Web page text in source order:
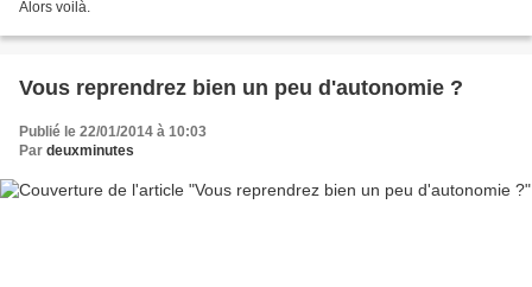
Alors voilà.
Vous reprendrez bien un peu d'autonomie ?
Publié le 22/01/2014 à 10:03
Par deuxminutes